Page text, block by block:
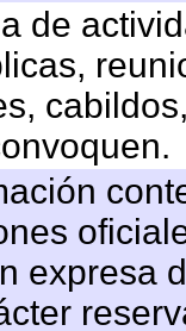
de
expresa